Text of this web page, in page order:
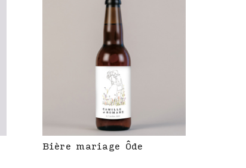
Bière mariage Ôde